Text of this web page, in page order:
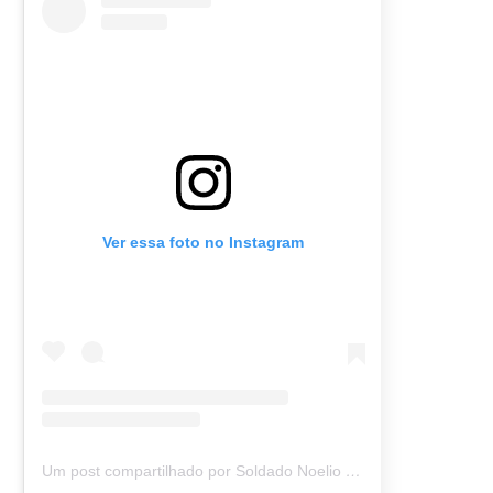
Ver essa foto no Instagram
Um post compartilhado por Soldado Noelio (@soldadonoelio)